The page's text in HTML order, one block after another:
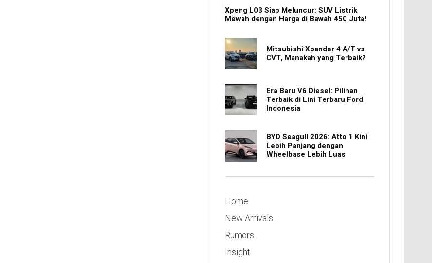
Xpeng L03 Siap Meluncur: SUV Listrik
Mewah dengan Harga di Bawah 450 Juta!
Mitsubishi Xpander 4 A/T vs
CVT, Manakah yang Terbaik?
Era Baru V6 Diesel: Pilihan
Terbaik di Lini Terbaru Ford
Indonesia
BYD Seagull 2026: Atto 1 Kini
Lebih Panjang dengan
Wheelbase Lebih Luas
Home
New Arrivals
Rumors
Insight